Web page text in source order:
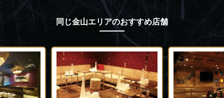
同じ金山エリアのおすすめ店舗